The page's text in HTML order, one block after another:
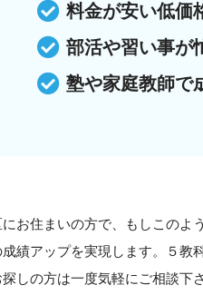
料金が安い低価
部活や習い事が
塾や家庭教師で
お住まいの方で、もしこの
績アップを実現します。５
しの方は一度気軽にご相談下さ